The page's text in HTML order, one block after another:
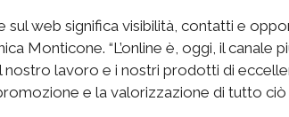
sul web significa visibilità, contatti e
Monticone. “L’online è, oggi, il canale
nostro lavoro e i nostri prodotti di
e la valorizzazione di tutto ciò